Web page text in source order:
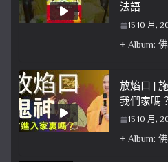
法語
15 10 月,
+ Album:
放焰口 |
我們家嗎
15 10 月,
+ Album: